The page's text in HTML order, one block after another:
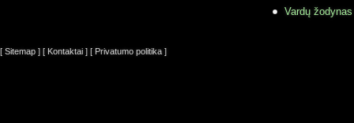
Vardų
[ Sitemap ] [ Kontaktai ] [ Privatumo politika ]